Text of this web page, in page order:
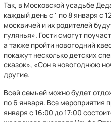
Так, в Московской усадьбе
каждый день с 1 по 8 января с
москвичей и их родителей
гулянья». Гости смогут
а также пройти новогодний
покажут несколько детских
сказок», «Сон в новогоднюю
другие.
Всей семьей можно будет
по 6 января. Все мероприятия
января с 16:00 до 17:00